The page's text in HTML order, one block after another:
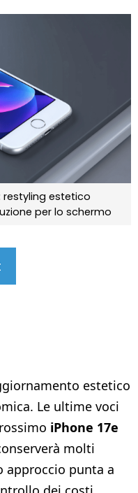
restyling estetico
per lo schermo
estetico
Le ultime voci
iPhone 17e
molti
approccio punta a